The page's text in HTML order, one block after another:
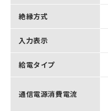
絶縁方式
入力表示
給電タイプ
通信電源消費電流